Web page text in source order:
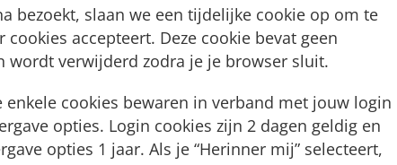
bezoekt, slaan we een tijdelijke cookie op om te
accepteert. Deze cookie bevat geen
wordt verwijderd zodra je je browser sluit.
cookies bewaren in verband met jouw login
opties. Login cookies zijn 2 dagen geldig en
opties 1 jaar. Als je “Herinner mij” selecteert,